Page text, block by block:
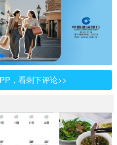
，看剩下评论>>